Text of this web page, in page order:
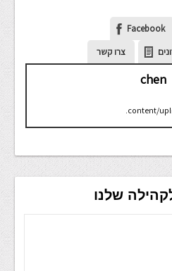
Facebook
צרו קשר
content/uploads/2026/08.
chen
שלנו